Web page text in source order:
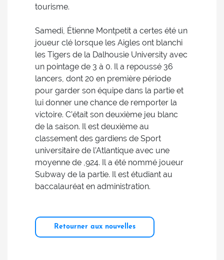
tourisme.
Samedi, Étienne Montpetit a certes été un
joueur clé lorsque les Aigles ont blanchi
les Tigers de la Dalhousie University avec
un pointage de 3 à 0. Il a repoussé 36
lancers, dont 20 en première période
pour garder son équipe dans la partie et
lui donner une chance de remporter la
victoire. C’était son deuxième jeu blanc
de la saison. Il est deuxième au
classement des gardiens de Sport
universitaire de l’Atlantique avec une
moyenne de ,924. Il a été nommé joueur
Subway de la partie. Il est étudiant au
baccalauréat en administration.
Retourner aux nouvelles